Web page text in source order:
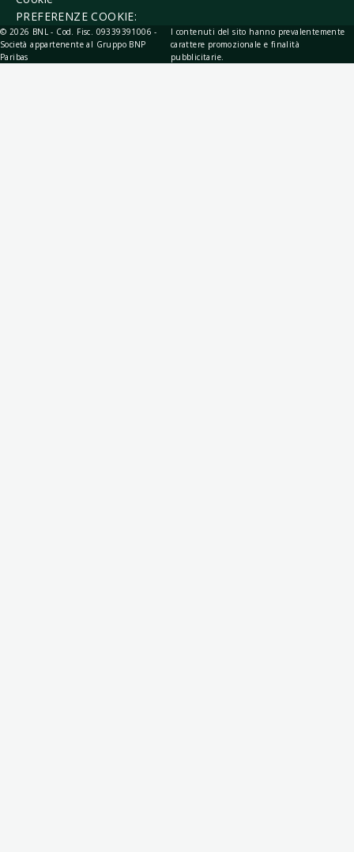
PREFERENZE COOKIE:
© 2026 BNL - Cod. Fisc. 09339391006 -
Società appartenente al Gruppo BNP
Paribas
I contenuti del sito hanno prevalentemente
carattere promozionale e finalità
pubblicitarie.